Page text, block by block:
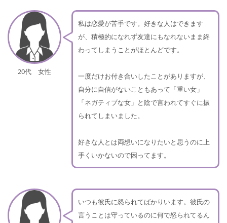
20代 女性
私は恋愛が苦手です。好きな人はできます
が、積極的になれず友達にもなれないまま終
わってしまうことがほとんどです。
一度だけお付き合いしたことがありますが、
自分に自信がないこともあって「重い女」
「ネガティブな女」と陰で言われてすぐに振
られてしまいました。
好きな人とは両想いになりたいと思うのに上
手くいかないので困ってます。
いつも彼氏に怒られてばかりいます。彼氏の
言うことは守っているのに何で怒られてるん